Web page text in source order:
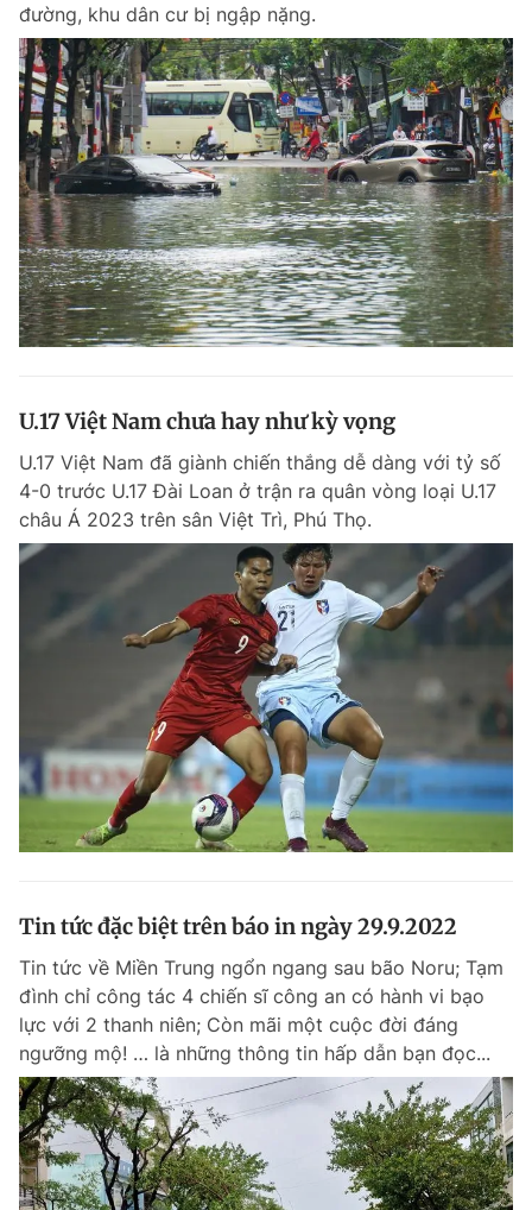
đường, khu dân cư bị ngập nặng.
U.17 Việt Nam chưa hay như kỳ vọng
U.17 Việt Nam đã giành chiến thắng dễ dàng với tỷ số
4-0 trước U.17 Đài Loan ở trận ra quân vòng loại U.17
châu Á 2023 trên sân Việt Trì, Phú Thọ.
Tin tức đặc biệt trên báo in ngày 29.9.2022
Tin tức về Miền Trung ngổn ngang sau bão Noru; Tạm
đình chỉ công tác 4 chiến sĩ công an có hành vi bạo
lực với 2 thanh niên; Còn mãi một cuộc đời đáng
ngưỡng mộ! … là những thông tin hấp dẫn bạn đọc...